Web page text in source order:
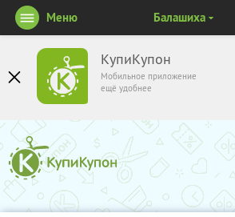
КупиКупон
Мобильное приложение
ещё удобнее
Меню Балашиха